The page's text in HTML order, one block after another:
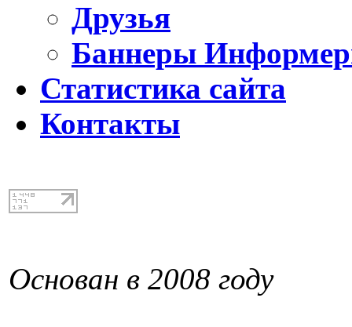
Друзья
Баннеры
Статистика сайта
Контакты
Основан в 2008 году